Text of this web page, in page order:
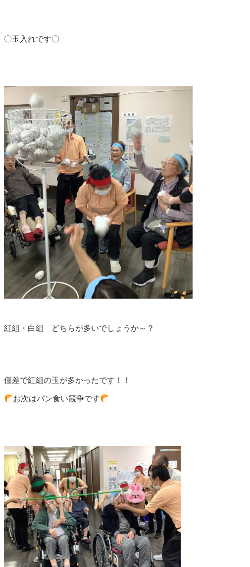
〇玉入れです〇
紅組・白組 どちらが多いでしょうか～？
僅差で紅組の玉が多かったです！！
お次はパン食い競争です